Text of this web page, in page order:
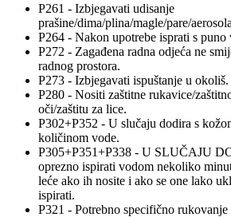
P261 - Izbjegavati udisanje
prašine/dima/plina/magle/pare/
P264 - Nakon upotrebe isprati s puno
P272 - Zagađena radna odjeća ne
radnog prostora.
P273 - Izbjegavati ispuštanje u okoliš.
P280 - Nositi zaštitne rukavice/
oči/zaštitu za lice.
P302+P352 - U slučaju dodira s
količinom vode.
P305+P351+P338 - U SLUČAJU
oprezno ispirati vodom nekoliko
leće ako ih nosite i ako se one lako
ispirati.
P321 - Potrebno specifično rukovanje